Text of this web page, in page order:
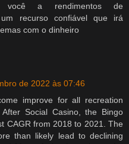
você a rendimentos de
recurso confiável que irá
com o dinheiro
de 2022 às 07:46
improve for all recreation
Social Casino, the Bingo
CAGR from 2018 to 2021. The
than likely lead to declining